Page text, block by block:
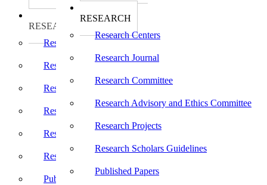
RESEARCH
Research Centers
Research Journal
Research Committee
Research Advisory and Ethics Committee
Research Projects
Research Scholars Guidelines
Published Papers
RESEARCH
Research Centers
Research Journal
Research Committee
Research Advisory and Ethics Committee
Research Projects
Research Scholars Guidelines
Published Papers